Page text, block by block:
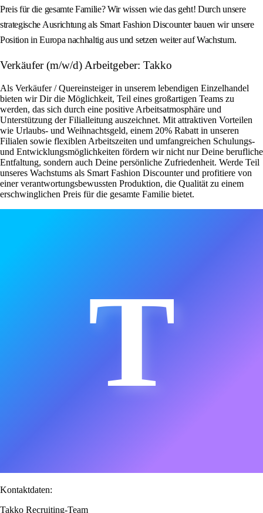
Preis für die gesamte Familie? Wir wissen wie das geht! Durch unsere
strategische Ausrichtung als Smart Fashion Discounter bauen wir unsere
Position in Europa nachhaltig aus und setzen weiter auf Wachstum.
Verkäufer (m/w/d) Arbeitgeber: Takko
Als Verkäufer / Quereinsteiger in unserem lebendigen Einzelhandel
bieten wir Dir die Möglichkeit, Teil eines großartigen Teams zu
werden, das sich durch eine positive Arbeitsatmosphäre und
Unterstützung der Filialleitung auszeichnet. Mit attraktiven Vorteilen
wie Urlaubs- und Weihnachtsgeld, einem 20% Rabatt in unseren
Filialen sowie flexiblen Arbeitszeiten und umfangreichen Schulungs-
und Entwicklungsmöglichkeiten fördern wir nicht nur Deine berufliche
Entfaltung, sondern auch Deine persönliche Zufriedenheit. Werde Teil
unseres Wachstums als Smart Fashion Discounter und profitiere von
einer verantwortungsbewussten Produktion, die Qualität zu einem
erschwinglichen Preis für die gesamte Familie bietet.
T
Kontaktdaten:
Takko Recruiting-Team